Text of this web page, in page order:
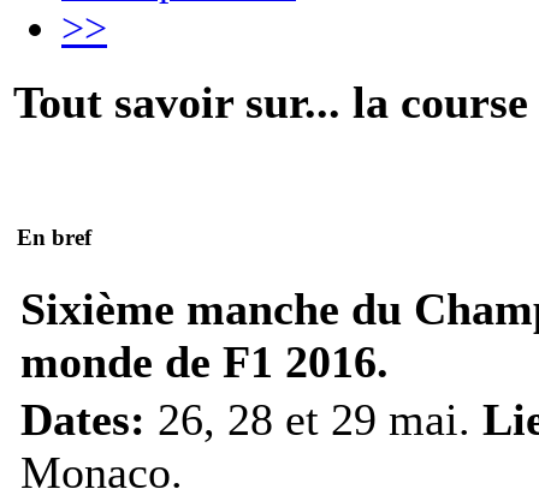
>>
Tout savoir sur... la course
En bref
Sixième manche du
monde de F1 2016.
Dates: 26, 28 et 29 mai.
Monaco.